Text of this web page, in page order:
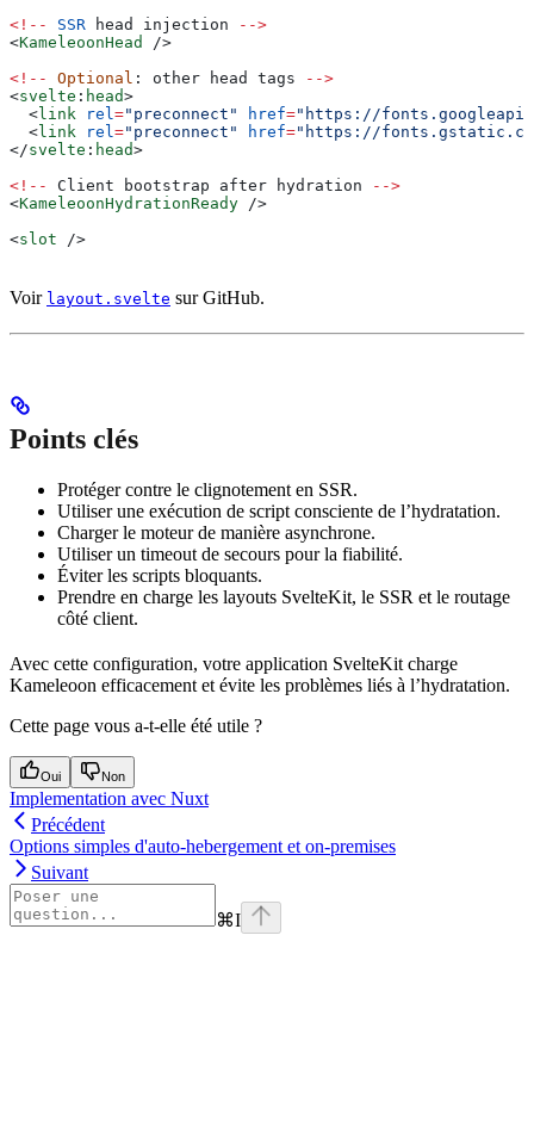
<!--
SSR head injection -->
<KameleoonHead
/>
<!--
Optional : other head tags -->
<svelte : head>
  <
link rel="preconnect" href="https://
  <
link rel="preconnect" href="https://
</svelte : head>
<!--
Client bootstrap after hydration -->
<KameleoonHydrationReady />
<slot />
Voir layout.svelte sur GitHub.
Points clés
Protéger contre le clignotement en SSR.
Utiliser une exécution de script consciente de l’hydratation.
Charger le moteur de manière asynchrone.
Utiliser un timeout de secours pour la fiabilité.
Éviter les scripts bloquants.
Prendre en charge les layouts SvelteKit, le SSR et le routage
côté client.
Avec cette configuration, votre application SvelteKit charge
Kameleoon efficacement et évite les problèmes liés à l’hydratation.
Cette page vous a-t-elle été utile ?
Oui Non
Implementation avec Nuxt
Précédent
Options simples d'auto-hebergement et on-premises
Suivant
⌘I